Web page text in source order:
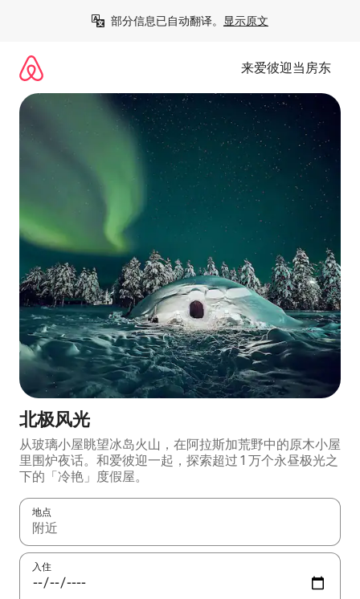
部分信息已自动翻译。 显示原文
来爱彼迎当房东
北极风光
从玻璃小屋眺望冰岛火山，在阿⁠拉⁠斯⁠加荒野中的原⁠木小⁠屋
里围炉夜话。和爱⁠彼⁠迎一起，探索超过 1 万个永⁠昼⁠极⁠光之
下的「冷⁠艳」度假屋。
地点
如有搜索结果，请使用上下方向键查看，或通过点击或滑动手势
入住